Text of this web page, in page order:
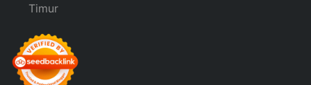
Timur